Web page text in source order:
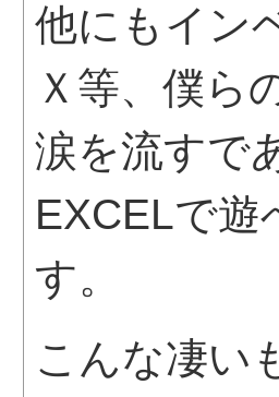
他にもイン
Ｘ等、僕ら
涙を流すで
EXCELで遊
す。
こんな凄い